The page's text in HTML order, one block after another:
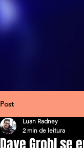
Post
Luan Radney
2 min de leitura